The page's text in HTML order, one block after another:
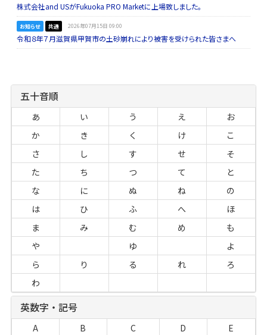
株式会社and USがFukuoka PRO Marketに上場致しました。
お知らせ 共通 2026年07月15日 09:00
令和８年７月滋賀県甲賀市の土砂崩れにより被害を受けられた皆さまへ
五十音順
あ い う え
お
か
き く け
こ
さ
し す せ
そ
た
ち つ て
と
な
に ぬ ね
の
は
ひ ふ へ
ほ
ま
み む め
も
や
ゆ
よ
ら
り る れ
ろ
わ
英数字・記号
A B C D
E